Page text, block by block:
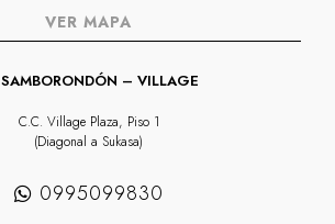
VER MAPA
SAMBORONDÓN – VILLAGE
C.C. Village Plaza, Piso 1
(Diagonal a Sukasa)
0995099830